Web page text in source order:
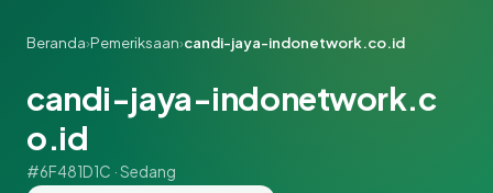
Beranda›Pemeriksaan›candi-jaya-indonetwork.co.id
candi-jaya-indonetwork.c
o.id
#6F481D1C · Sedang